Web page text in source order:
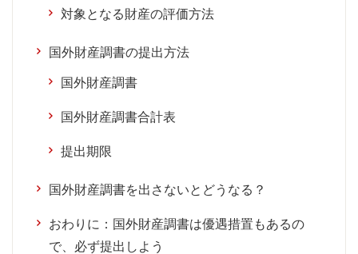
対象となる財産の評価方法
国外財産調書の提出方法
国外財産調書
国外財産調書合計表
提出期限
国外財産調書を出さないとどうなる？
おわりに：国外財産調書は優遇措置もあるの
で、必ず提出しよう